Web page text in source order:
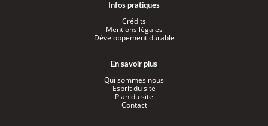
Infos pratiques
Crédits
Mentions légales
Développement durable
En savoir plus
Qui sommes nous
Esprit du site
Plan du site
Contact